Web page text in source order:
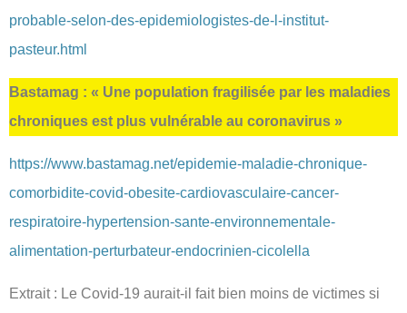
probable-selon-des-epidemiologistes-de-l-institut-
pasteur.html
Bastamag : « Une population fragilisée par les maladies
chroniques est plus vulnérable au coronavirus »
https://www.bastamag.net/epidemie-maladie-chronique-
comorbidite-covid-obesite-cardiovasculaire-cancer-
respiratoire-hypertension-sante-environnementale-
alimentation-perturbateur-endocrinien-cicolella
Extrait : Le Covid-19 aurait-il fait bien moins de victimes si